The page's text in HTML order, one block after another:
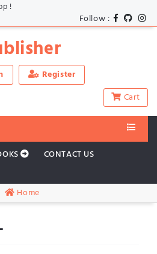
!
Follow :
Register
Cart
CONTACT US
Home